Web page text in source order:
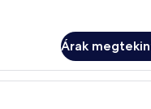
Árak